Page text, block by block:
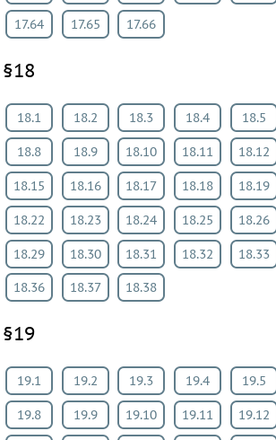
17.64 17.65 17.66
§18
18.1 18.2 18.3 18.4 18.5
18.8 18.9 18.10 18.11 18.12
18.15 18.16 18.17 18.18 18.19
18.22 18.23 18.24 18.25 18.26
18.29 18.30 18.31 18.32 18.33
18.36 18.37 18.38
§19
19.1 19.2 19.3 19.4 19.5
19.8 19.9 19.10 19.11 19.12